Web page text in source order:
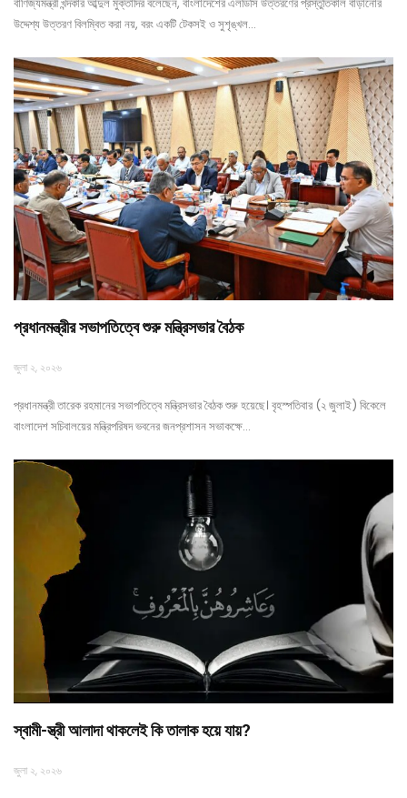
উদ্দেশ্য উত্তরণ বিলম্বিত করা নয়, বরং একটি টেকসই ও সুশৃঙ্খল…
প্রধানমন্ত্রীর সভাপতিত্বে শুরু মন্ত্রিসভার বৈঠক
জুলা ২, ২০২৬
প্রধানমন্ত্রী তারেক রহমানের সভাপতিত্বে মন্ত্রিসভার বৈঠক শুরু হয়েছে। বৃহস্পতিবার (২ জুলাই) বিকেলে
বাংলাদেশ সচিবালয়ের মন্ত্রিপরিষদ ভবনের জনপ্রশাসন সভাকক্ষে…
স্বামী-স্ত্রী আলাদা থাকলেই কি তালাক হয়ে যায়?
জুলা ২, ২০২৬